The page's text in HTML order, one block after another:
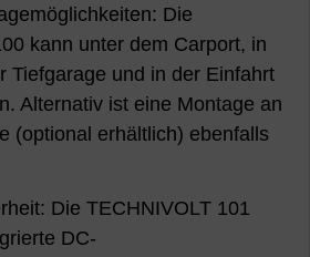
Die
kann unter dem Carport, in
Tiefgarage und in der Einfahrt
Alternativ ist eine Montage an
(optional erhältlich) ebenfalls
Die TECHNIVOLT 101
DC-